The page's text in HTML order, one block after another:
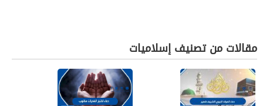
مقالات من تصنيف إسلاميات